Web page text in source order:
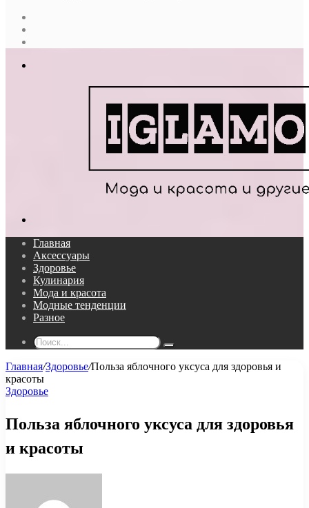
Главная
Аксессуары
Здоровье
Кулинария
Мода и красота
Модные тенденции
Разное
Поиск...
Главная/Здоровье/Польза яблочного уксуса для здоровья и
красоты
Здоровье
Польза яблочного уксуса для здоровья
и красоты